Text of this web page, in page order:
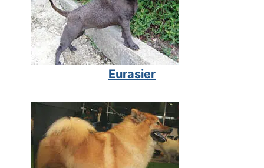
Eurasier